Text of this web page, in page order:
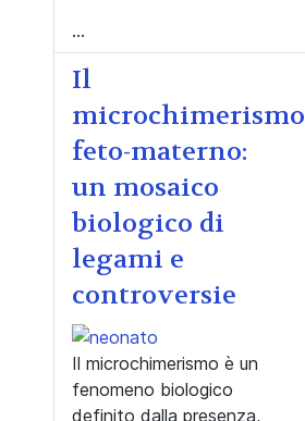
...
Il
microchimerismo
feto-materno:
un mosaico
biologico di
legami e
controversie
Il microchimerismo è un
fenomeno biologico
definito dalla presenza,